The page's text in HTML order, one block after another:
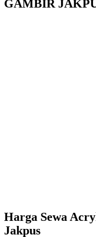
GAMBIR
Harga Sewa
Jakpus